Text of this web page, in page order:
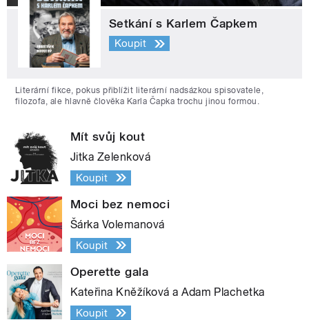
Setkání s Karlem Čapkem
Koupit
Literární fikce, pokus přiblížit literární nadsázkou spisovatele,
filozofa, ale hlavně člověka Karla Čapka trochu jinou formou.
Mít svůj kout
Jitka Zelenková
Koupit
Moci bez nemoci
Šárka Volemanová
Koupit
Operette gala
Kateřina Kněžíková a Adam Plachetka
Koupit